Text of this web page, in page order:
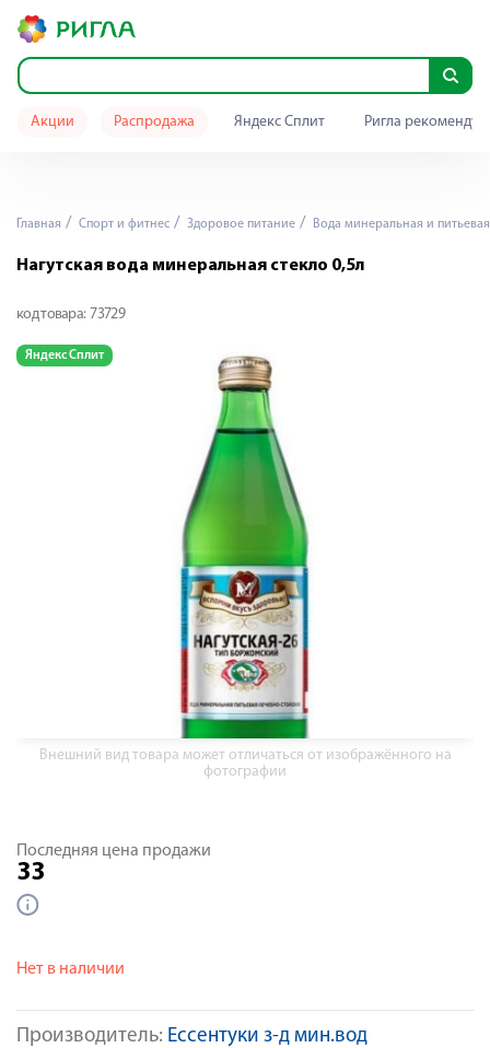
Акции Распродажа Яндекс Сплит Ригла
Главная Спорт и фитнес Здоровое питание Вода минеральная и питьевая
Нагутская вода минеральная стекло 0,5л
код товара: 73729
Яндекс Сплит
Внешний вид товара может отличаться от изображённого на
фотографии
Производитель: Ессентуки з-д мин.вод
Последняя цена продажи
33
Нет в наличии